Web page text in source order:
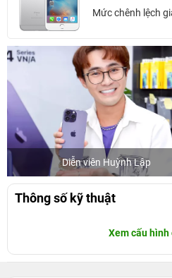
Mức chênh lệch
Diễn viên Huỳnh Lập
Thông số kỹ thuật
Xem cấu